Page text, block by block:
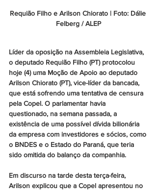
Requião Filho e Arilson Chiorato | Foto: Dálie
Felberg / ALEP
Líder da oposição na Assembleia Legislativa,
o deputado Requião Filho (PT) protocolou
hoje (4) uma Moção de Apoio ao deputado
Arilson Chiorato (PT), vice-líder da bancada,
que está sofrendo uma tentativa de censura
pela Copel. O parlamentar havia
questionado, na semana passada, a
existência de uma possível dívida bilionária
da empresa com investidores e sócios, como
o BNDES e o Estado do Paraná, que teria
sido omitida do balanço da companhia.
Em discurso na tarde desta terça-feira,
Arilson explicou que a Copel apresentou no